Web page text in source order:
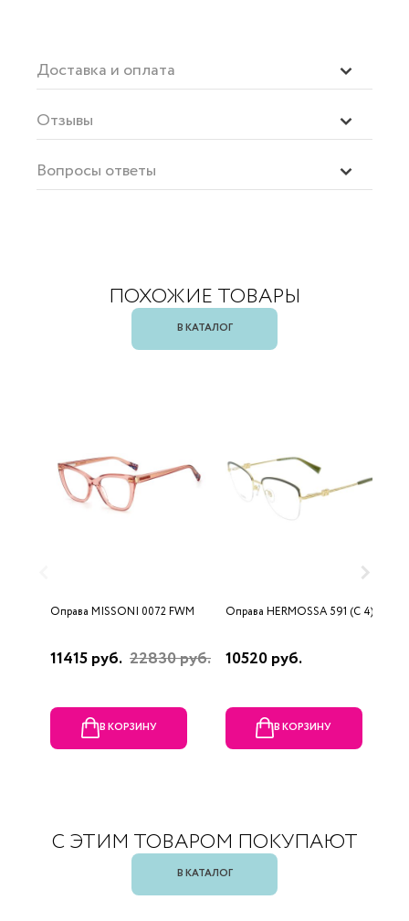
Доставка и оплата
Отзывы
Вопросы ответы
ПОХОЖИЕ ТОВАРЫ
В КАТАЛОГ
Оправа MISSONI 0072 FWM
11415 руб. 22830 руб.
В КОРЗИНУ
Оправа HERMOSSA 591 (C 4)
10520 руб.
В КОРЗИНУ
С ЭТИМ ТОВАРОМ ПОКУПАЮТ
В КАТАЛОГ